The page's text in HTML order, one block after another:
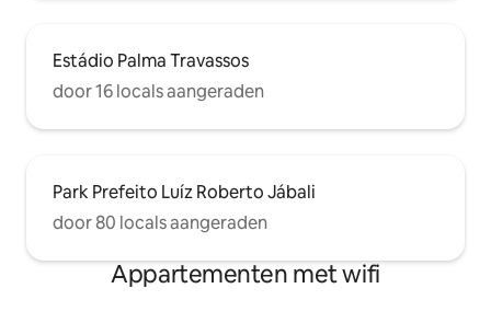
Estádio Palma Travassos
door 16 locals aangeraden
Park Prefeito Luíz Roberto Jábali
door 80 locals aangeraden
Appartementen met wifi